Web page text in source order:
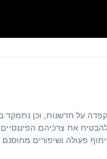
על חדשנות, וכן
את צרכיהם